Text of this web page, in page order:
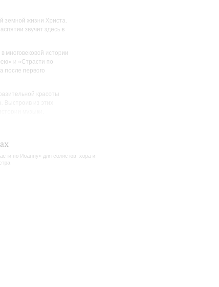
земной жизни Христа.
звучит здесь в
многовековой истории
и «Страсти по
после первого
красоты
по Иоанну» для солистов, хора и